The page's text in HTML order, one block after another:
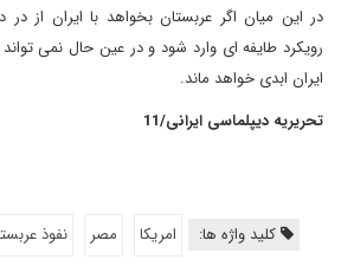
در این میان اگر عربستان بخواهد با ایران از در
رویکرد طایفه ای وارد شود و در عین حال نمی
ایران ابدی خواهد ماند.
تحریریه دیپلماسی ایرانی/11
کلید واژه ها: امریکا مصر نفوذ